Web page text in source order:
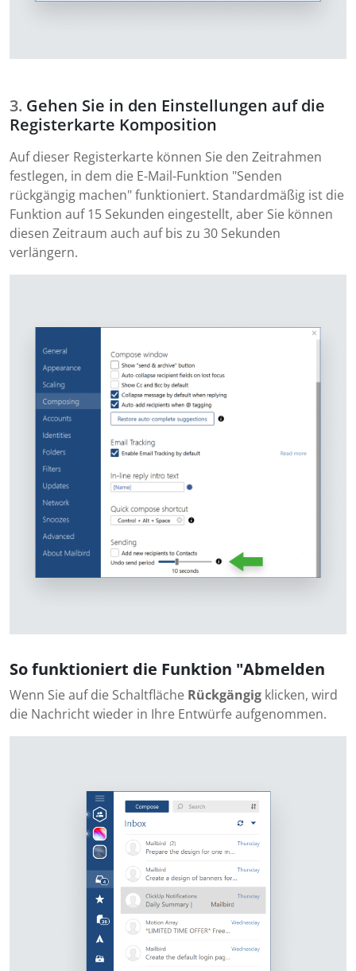
Gehen Sie in den Einstellungen auf die
Registerkarte Komposition
Auf dieser Registerkarte können Sie den Zeitrahmen
festlegen, in dem die E-Mail-Funktion "Senden
rückgängig machen" funktioniert. Standardmäßig ist die
Funktion auf 15 Sekunden eingestellt, aber Sie können
diesen Zeitraum auch auf bis zu 30 Sekunden
verlängern.
So funktioniert die Funktion "Abmelden
Wenn Sie auf die Schaltfläche Rückgängig klicken, wird
die Nachricht wieder in Ihre Entwürfe aufgenommen.